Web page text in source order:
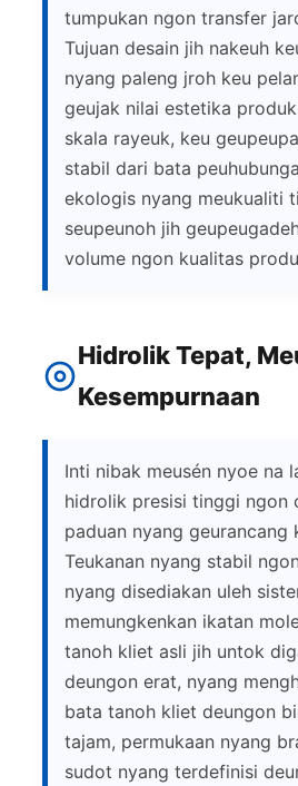
tumpukan ngon transfer
Tujuan desain jih nakeuh
nyang paleng jroh keu
geujak nilai estetika
skala rayeuk, keu
stabil dari bata
ekologis nyang meukualiti
seupeunoh jih
volume ngon kualitas
Hidrolik Tepat,
Kesempurnaan
Inti nibak meusén nyoe na
hidrolik presisi tinggi ngon
paduan nyang geurancang
Teukanan nyang stabil
nyang disediakan uleh
memungkenkan ikatan
tanoh kliet asli jih untok
deungon erat, nyang
bata tanoh kliet deungon
tajam, permukaan nyang
sudot nyang terdefinisi